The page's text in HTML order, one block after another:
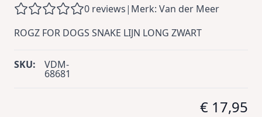
0 reviews| Merk: Van der Meer
ROGZ FOR DOGS SNAKE LIJN LONG ZWART
SKU: VDM-
68681
€ 17,95